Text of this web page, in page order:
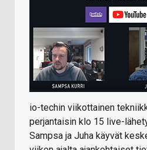
io-techin viikottainen
perjantaisin klo 15 live-
Sampsa ja Juha käyvät